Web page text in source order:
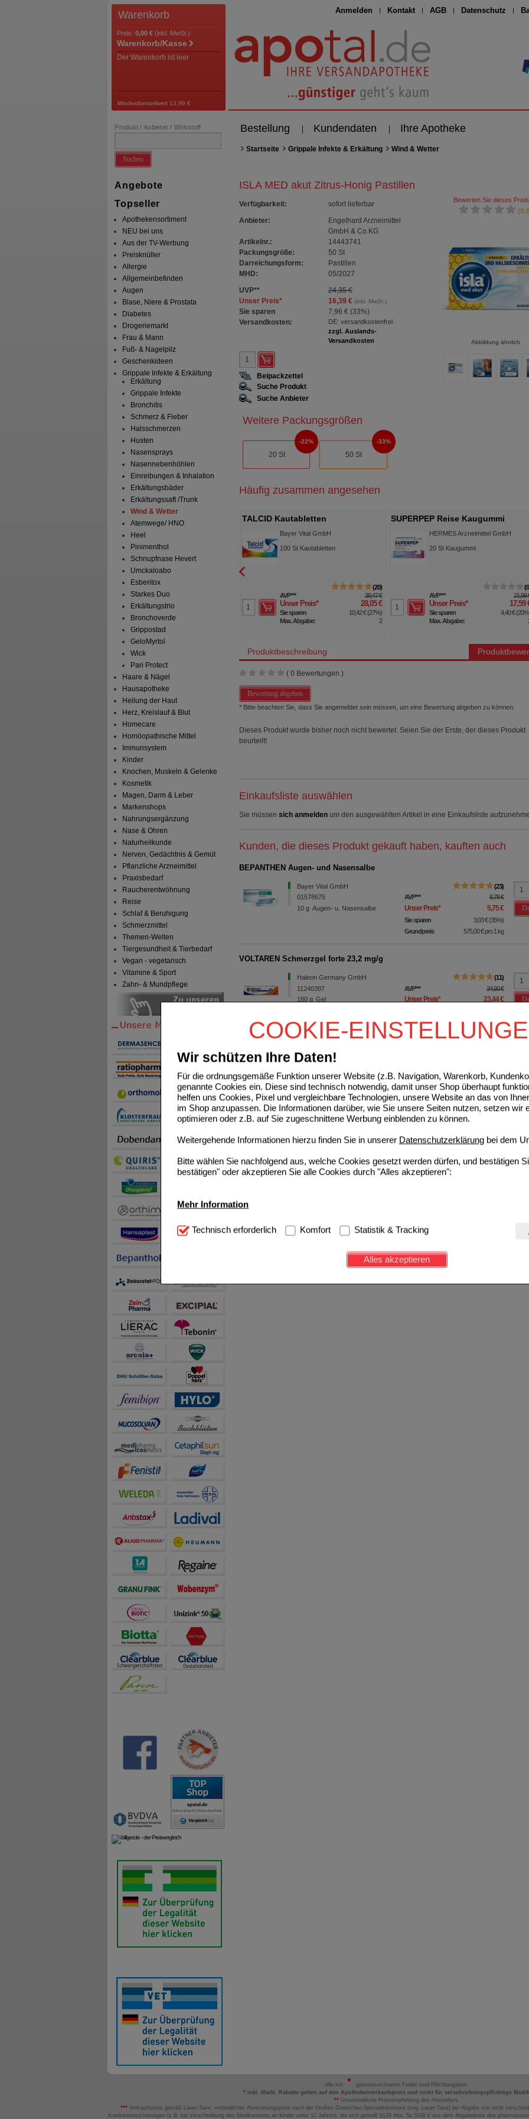
COOKIE-
Wir schützen Ihre Daten!
Für die ordnungsgemäße Funktion unserer Website (z.B. Navigation, Warenkorb,
genannte Cookies ein. Diese sind technisch notwendig, damit unser Shop überhaupt
helfen uns Cookies, Pixel und vergleichbare Technologien, unsere Website an das von
im Shop anzupassen. Die Informationen darüber, wie Sie unsere Seiten nutzen, setzen wir
optimieren oder z.B. auf Sie zugeschnittene Werbung einblenden zu können.
Weitergehende Informationen hierzu finden Sie in unserer Datenschutzerklärung bei dem
Bitte wählen Sie nachfolgend aus, welche Cookies gesetzt werden dürfen, und bestätigen
bestätigen" oder akzeptieren Sie alle Cookies durch "Alles akzeptieren":
Mehr Information
Technisch Notwendig: Hierbei handelt es sich um Cookies, die für die Grundfunktionen
notwendig sind (z.B. Navigation, Warenkorb, Kundenkonto), weshalb auf diese nicht
Diese Cookies werden genutzt um das Einkaufserlebnis noch ansprechender zu
beispielsweise für die Wiedererkennung des Besuchers oder unsere Seite an bevorzugte
Inhalte anzuzeigen und unser Partnerprogramm zu betreiben.
Statistik & Tracking:
sammeln, mit deren Hilfe wir unsere Website weiter für Sie optimieren können, den Inhalt
auch die Werbung auf Drittseiten möglichst relevant für Sie zu gestalten. Bitte beachten Sie,
teilweise an Dritte wie z.B. Google oder soziale Medien übertragen werden.
Technisch erforderlich Komfort Statistik & Tracking
Alles akzeptieren
Anmelden Kontakt AGB Datenschutz
Warenkorb
Preis: 0,00 € (inkl. MwSt.)
Warenkorb/Kasse
Der Warenkorb ist leer
Mindestbestellwert 13,99 €
Bestellung Kundendaten Ihre Apotheke
Produkt / Anbieter / Wirkstoff
Suchen
Angebote
Topseller
Apothekensortiment
NEU bei uns
Aus der TV-Werbung
Preisknüller
Allergie
Allgemeinbefinden
Augen
Blase, Niere & Prostata
Diabetes
Drogeriemarkt
Frau & Mann
Fuß- & Nagelpilz
Geschenkideen
Grippale Infekte & Erkältung
Erkältung
Grippale Infekte
Bronchitis
Schmerz & Fieber
Halsschmerzen
Husten
Nasensprays
Nasennebenhöhlen
Einreibungen & Inhalation
Erkältungsbäder
Erkältungssaft /Trunk
Wind & Wetter
Atemwege/ HNO
Heel
Pinimenthol
Schnupfnase Hevert
Umckaloabo
Esberitox
Starkes Duo
Erkältungstrio
Bronchoverde
Grippostad
GeloMyrtol
Wick
Pari Protect
Haare & Nägel
Hausapotheke
Heilung der Haut
Herz, Kreislauf & Blut
Homecare
Homöopathische Mittel
Immunsystem
Kinder
Knochen, Muskeln & Gelenke
Kosmetik
Magen, Darm & Leber
Markenshops
Nahrungsergänzung
Nase & Ohren
Naturheilkunde
Nerven, Gedächtnis & Gemüt
Pflanzliche Arzneimittel
Praxisbedarf
Raucherentwöhnung
Reise
Schlaf & Beruhigung
Schmerzmittel
Themen-Welten
Tiergesundheit & Tierbedarf
Vegan - vegetarisch
Vitamine & Sport
Zahn- & Mundpflege
Startseite Grippale Infekte & Erkältung Wind & Wetter
ISLA MED akut Zitrus-Honig Pastillen
Verfügbarkeit:
sofort lieferbar
Anbieter:
Engelhard Arzneimittel
GmbH & Co.KG
Artikelnr.:
14443741
Packungsgröße:
50 St
Darreichungsform:
Pastillen
MHD:
05/2027
UVP**
24,35 €
Unser Preis* 16,39 €(inkl. MwSt.)
Sie sparen 7,96 € (33%)
Versandkosten:
DE: versandkostenfrei
zzgl. Auslands-
Versandkosten
Bewerten Sie dieses
Abbildung ähnlich
Beipackzettel
Suche Produkt
Suche Anbieter
Weitere Packungsgrößen
20 St
22%
50 St
33%
Häufig zusammen angesehen
LAXOBERAL Abführ-Tropfen
A. Nattermann & Cie GmbH
50ml Tropfen zum Einnehmen
AVP***
Unser Preis*
Grundpreis
Max. Abgabe:
TALCID Kautabletten
Bayer Vital GmbH
100St Kautabletten
20
AVP*** 38,47 €
Unser Preis* 28,05 €
Sie sparen 10,42 €(27%)
Max. Abgabe:
2
SUPERPEP Reise Kaugummi
Dragees 20 mgHERMES Arzneimittel GmbH
20 St Kaugummi
0
AVP*** 21,99
Unser Preis* 17,59
Sie sparen 4,40 €(20%
Max. Abgabe:
Produktbeschreibung
( 0 Bewertungen )
Bewertung abgeben
* Bitte beachten Sie, dass Sie angemeldet sein müssen, um eine Bewertung abgeben zu können.
Dieses Produkt wurde bisher noch nicht bewertet. Seien Sie der Erste, der dieses Produkt
beurteilt!
Einkaufsliste auswählen
Sie müssen sich anmelden um den ausgewählten Artikel in eine Einkaufsliste
Kunden, die dieses Produkt gekauft haben, kauften auch
BEPANTHEN Augen- und Nasensalbe
Bayer Vital GmbH
01578675
10g Augen- u. Nasensalbe
23
AVP*** 8,78 €
Unser Preis* 5,75 €
Sie sparen 3,03 €(35%)
Grundpreis
575,00 €pro 1 kg
VOLTAREN Schmerzgel forte 23,2 mg/g
Haleon Germany GmbH
11240397
180g Gel
11
AVP*** 34,90 €
Unser Preis* 23,44 €
Grundpreis
130,22 € pro 1 kg
Max. Abgabe:
ISLA MED voice Pastillen
Engelhard Arzneimittel GmbH &
Co.KG
14168950
50St Pastillen
0
UVP** 24,35 €
Unser Preis* 11,79 €
MHD:
05/2027
Alle mit
gekennzeichneten Felder sind Pflichtangaben.
* inkl. MwSt. Rabatte gelten auf den Apothekenverkaufspreis und nicht für verschreibungspflichtige
**Unverbindliche Preisempfehlung des Herstellers.
*** Verkaufspreis gemäß Lauer-Taxe; verbindlicher Abrechnungspreis nach der Großen Deutschen Spezialitätentaxe (sog. Lauer-Taxe) bei Abgabe von nicht
Krankenversicherungen (z.B. bei Verschreibung des Medikaments an Kinder unter 12 Jahren), die sich gemäß §129 Abs. 5a SGB V aus dem Abgabepreis des